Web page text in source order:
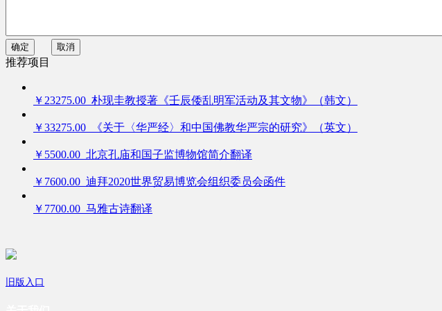
确定 取消
推荐项目
￥23275.00 朴现圭教授著《壬辰倭乱明军活动及其文物》（韩文）
￥33275.00 《关于〈华严经〉和中国佛教华严宗的研究》（英文）
￥5500.00 北京孔庙和国子监博物馆简介翻译
￥7600.00 迪拜2020世界贸易博览会组织委员会函件
￥7700.00 马雅古诗翻译
旧版入口